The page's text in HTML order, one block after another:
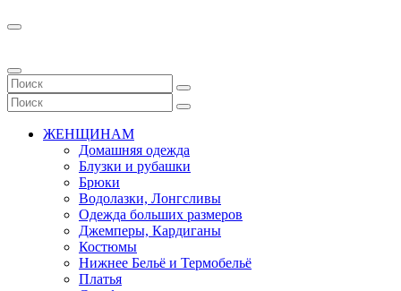
ЖЕНЩИНАМ
Домашняя одежда
Блузки и рубашки
Брюки
Водолазки, Лонгсливы
Одежда больших размеров
Джемперы, Кардиганы
Костюмы
Нижнее Бельё и Термобельё
Платья